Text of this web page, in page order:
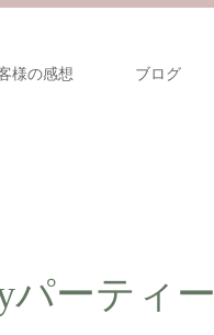
様の感想 ブログ
パーティー